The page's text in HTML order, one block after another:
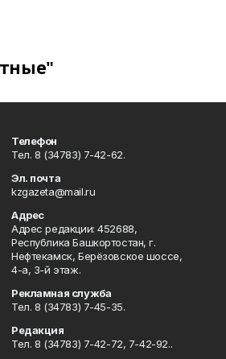
Телефон
Тел. 8 (34783) 7-42-62.
Эл. почта
kzgazeta@mail.ru
Адрес
Адрес редакции: 452688,
Республика Башкортостан, г.
Нефтекамск, Берёзовское шоссе,
4-а, 3-й этаж.
Рекламная служба
Тел. 8 (34783) 7-45-35.
Редакция
Тел. 8 (34783) 7-42-72, 7-42-92..